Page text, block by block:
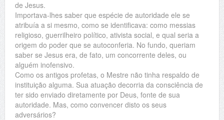
de Jesus.
Importava-lhes saber que espécie de autoridade ele se
atribuía a si mesmo, como se identificava: como messias
religioso, guerrilheiro político, ativista social, e qual seria a
origem do poder que se autoconferia. No fundo, queriam
saber se Jesus era, de fato, um concorrente deles, ou
alguém inofensivo.
Como os antigos profetas, o Mestre não tinha respaldo de
instituição alguma. Sua atuação decorria da consciência de
ter sido enviado diretamente por Deus, fonte de sua
autoridade. Mas, como convencer disto os seus
adversários?